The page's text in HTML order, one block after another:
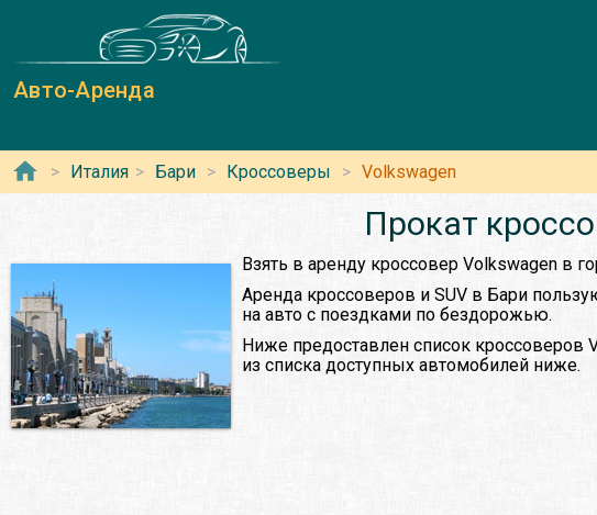
Авто-Аренда
Италия Бари Кроссоверы Volkswagen
Прокат
Взять в аренду кроссовер Volkswagen в
Аренда кроссоверов и SUV в Бари
на авто с поездками по бездорожью.
Ниже предоставлен список кроссоверов
из списка доступных автомобилей ниже.